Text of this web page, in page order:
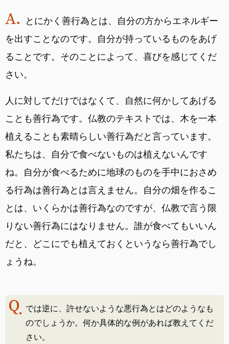
とにかく善行為とは、自分の方からエネルギー
を出すことなのです。自分が持っているものをあげ
ることです。そのことによって、喜びを感じてくだ
さい。
人に対してだけではなくて、自然に何かしてあげる
ことも善行為です。仏教のテキストでは、木を一本
植えることも素晴らしい善行為だと言っています。
私たちは、自分で食べないものは植えないんです
ね。自分が食べるために地球のものを手中におさめ
る行為は善行為とは言えません。自分の畑を作るこ
とは、いくらかは善行為なのですが、仏教で言う限
りない善行為にはなりません。誰が食べてもいいん
だと、どこにでも植えておくというなら善行為でし
ょうね。
では逆に、許せないような悪行為とはどのようなも
のでしょうか。何か具体的な例があれば教えてくだ
さい。